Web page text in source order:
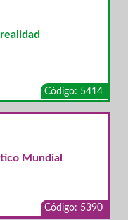
Código: 5414
Mundial
Código: 5390